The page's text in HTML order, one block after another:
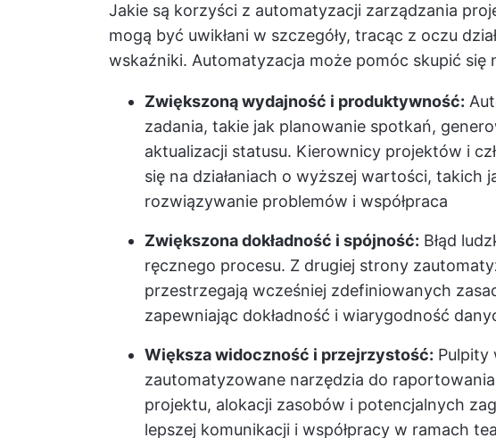
Jakie są korzyści z automatyzacji zarządzania
mogą być uwikłani w szczegóły, tracąc z oczu
wskaźniki. Automatyzacja może pomóc skupić się
Zwiększoną wydajność i produktywność:
zadania, takie jak planowanie spotkań,
aktualizacji statusu. Kierownicy projektów i
się na działaniach o wyższej wartości, takich
rozwiązywanie problemów i współpraca
Zwiększona dokładność i spójność: Błąd
ręcznego procesu. Z drugiej strony
przestrzegają wcześniej zdefiniowanych
zapewniając dokładność i wiarygodność
Większa widoczność i przejrzystość: Pulpity
zautomatyzowane narzędzia do
projektu, alokacji zasobów i potencjalnych
lepszej komunikacji i współpracy w ramach